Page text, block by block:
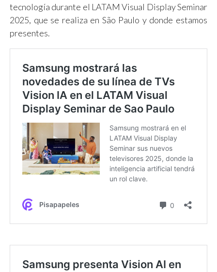
tecnología durante el LATAM Visual Display Seminar
2025, que se realiza en São Paulo y donde estamos
presentes.